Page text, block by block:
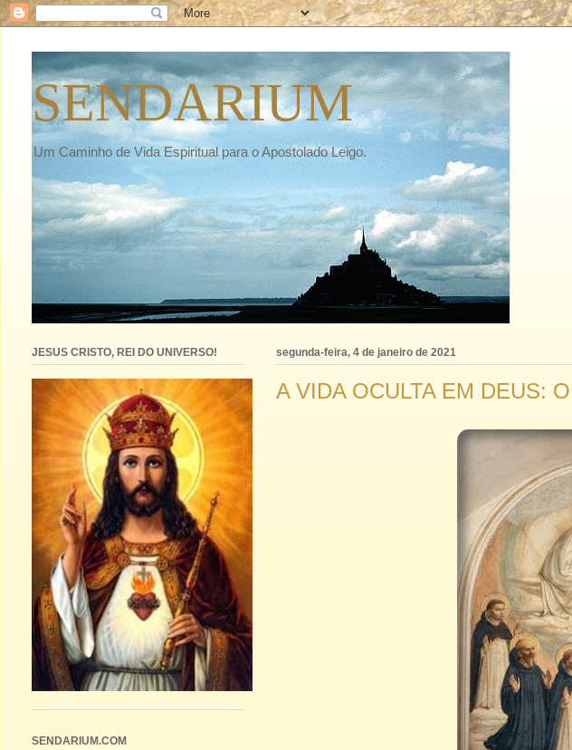
SENDARIUM
Um Caminho de Vida Espiritual para o Apostolado Leigo.
segunda-feira, 4 de janeiro de 2021
A VIDA OCULTA EM DEUS:
JESUS CRISTO, REI DO UNIVERSO!
SENDARIUM.COM